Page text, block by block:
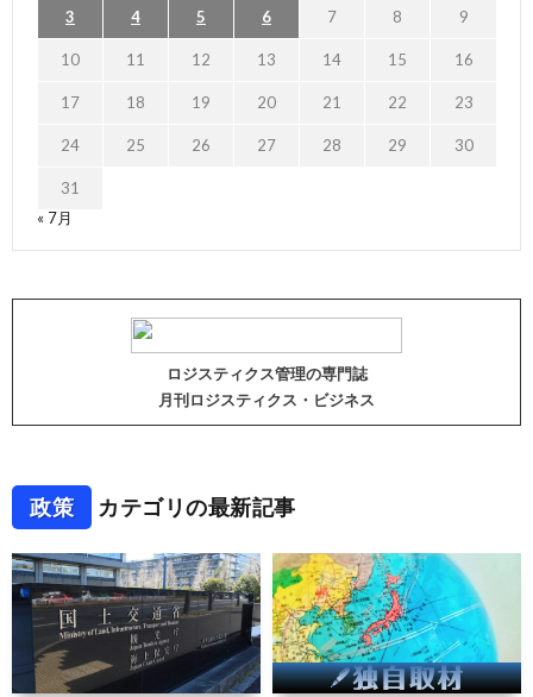
3 4 5 6 7 8 9
10 11 12 13 14 15 16
17 18 19 20 21 22 23
24 25 26 27 28 29 30
31
« 7月
ロジスティクス管理の専門誌
月刊ロジスティクス・ビジネス
政策 カテゴリの最新記事